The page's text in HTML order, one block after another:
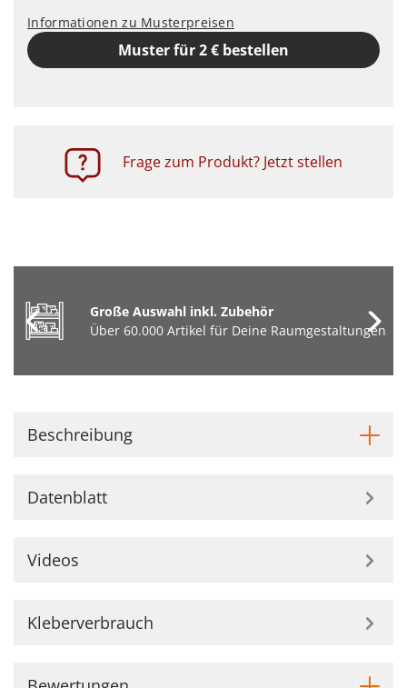
Informationen zu Musterpreisen
Muster für 2 € bestellen
Frage zum Produkt? Jetzt stellen
Große Auswahl inkl. Zubehör
Über 60.000 Artikel für Deine Raumgestaltungen
Beschreibung
Datenblatt
Videos
Kleberverbrauch